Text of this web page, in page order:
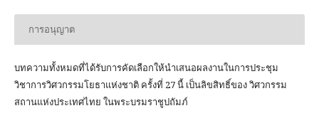
การอนุญาต
บทความทั้งหมดที่ได้รับการคัดเลือกให้นำเสนอผลงานในการประชุม
วิชาการวิศวกรรมโยธาแห่งชาติ ครั้งที่ 27 นี้ เป็นลิขสิทธิ์ของวิศวกรรม
สถานแห่งประเทศไทย ในพระบรมราชูปถัมภ์